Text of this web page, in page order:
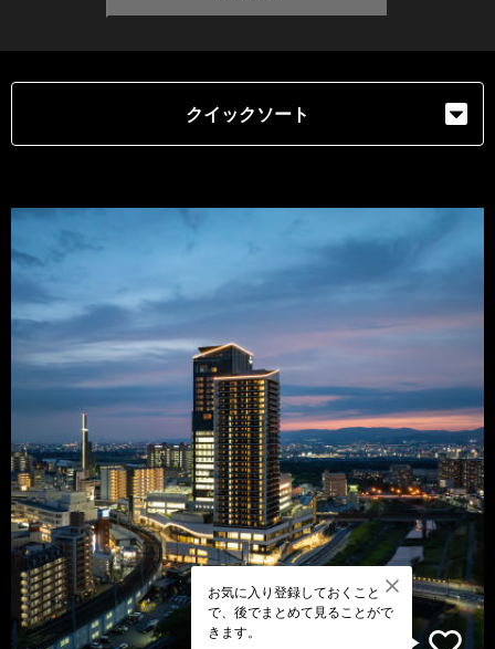
クイックソート
お気に入り登録しておくこと
で、後でまとめて見ることがで
きます。